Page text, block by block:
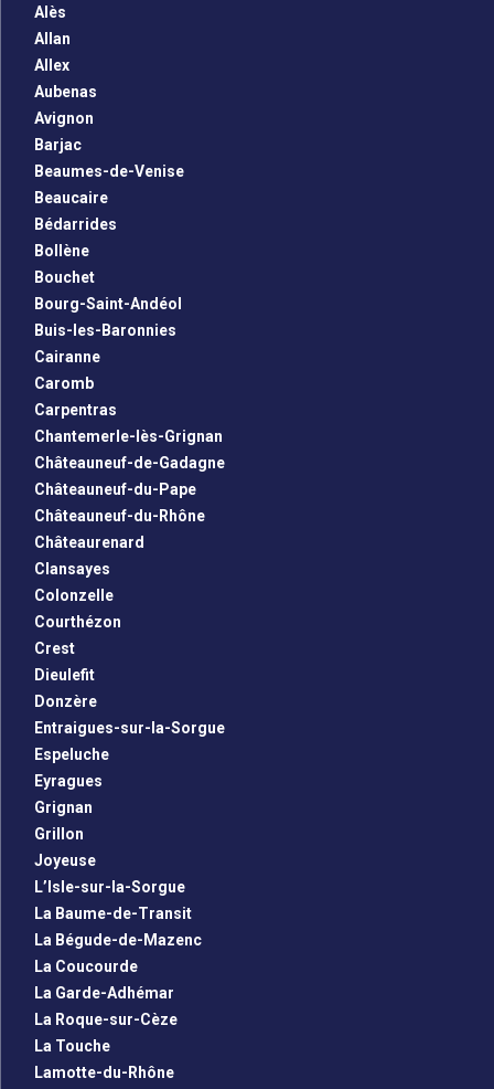
Alès
Allan
Allex
Aubenas
Avignon
Barjac
Beaumes-de-Venise
Beaucaire
Bédarrides
Bollène
Bouchet
Bourg-Saint-Andéol
Buis-les-Baronnies
Cairanne
Caromb
Carpentras
Chantemerle-lès-Grignan
Châteauneuf-de-Gadagne
Châteauneuf-du-Pape
Châteauneuf-du-Rhône
Châteaurenard
Clansayes
Colonzelle
Courthézon
Crest
Dieulefit
Donzère
Entraigues-sur-la-Sorgue
Espeluche
Eyragues
Grignan
Grillon
Joyeuse
L’Isle-sur-la-Sorgue
La Baume-de-Transit
La Bégude-de-Mazenc
La Coucourde
La Garde-Adhémar
La Roque-sur-Cèze
La Touche
Lamotte-du-Rhône